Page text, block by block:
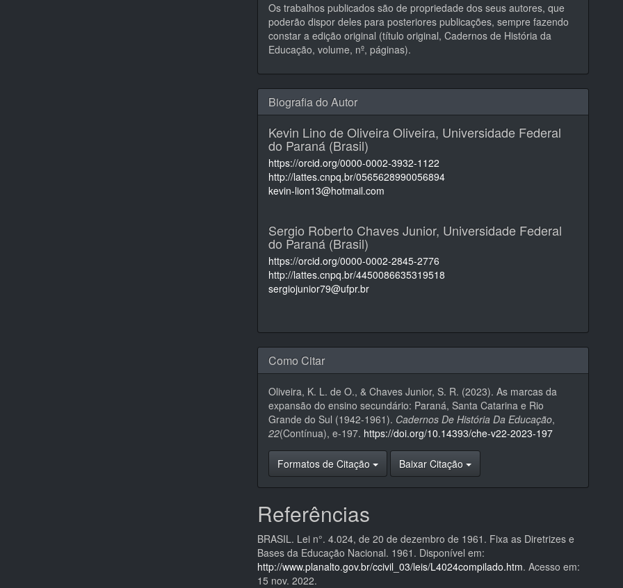
Os trabalhos publicados são de propriedade dos seus autores, que
poderão dispor deles para posteriores publicações, sempre fazendo
constar a edição original (título original, Cadernos de História da
Educação, volume, nº, páginas).
Biografia do Autor
Kevin Lino de Oliveira Oliveira, Universidade Federal
do Paraná (Brasil)
https://orcid.org/0000-0002-3932-1122
http://lattes.cnpq.br/0565628990056894
kevin-lion13@hotmail.com
Sergio Roberto Chaves Junior, Universidade Federal
do Paraná (Brasil)
https://orcid.org/0000-0002-2845-2776
http://lattes.cnpq.br/4450086635319518
sergiojunior79@ufpr.br
Como Citar
Oliveira, K. L. de O., & Chaves Junior, S. R. (2023). As marcas da
expansão do ensino secundário: Paraná, Santa Catarina e Rio
Grande do Sul (1942-1961). Cadernos De História Da Educação,
22(Contínua), e-197. https://doi.org/10.14393/che-v22-2023-197
Formatos de Citação Baixar Citação
Referências
BRASIL. Lei n°. 4.024, de 20 de dezembro de 1961. Fixa as Diretrizes e
Bases da Educação Nacional. 1961. Disponível em:
http://www.planalto.gov.br/ccivil_03/leis/L4024compilado.htm. Acesso em:
15 nov. 2022.